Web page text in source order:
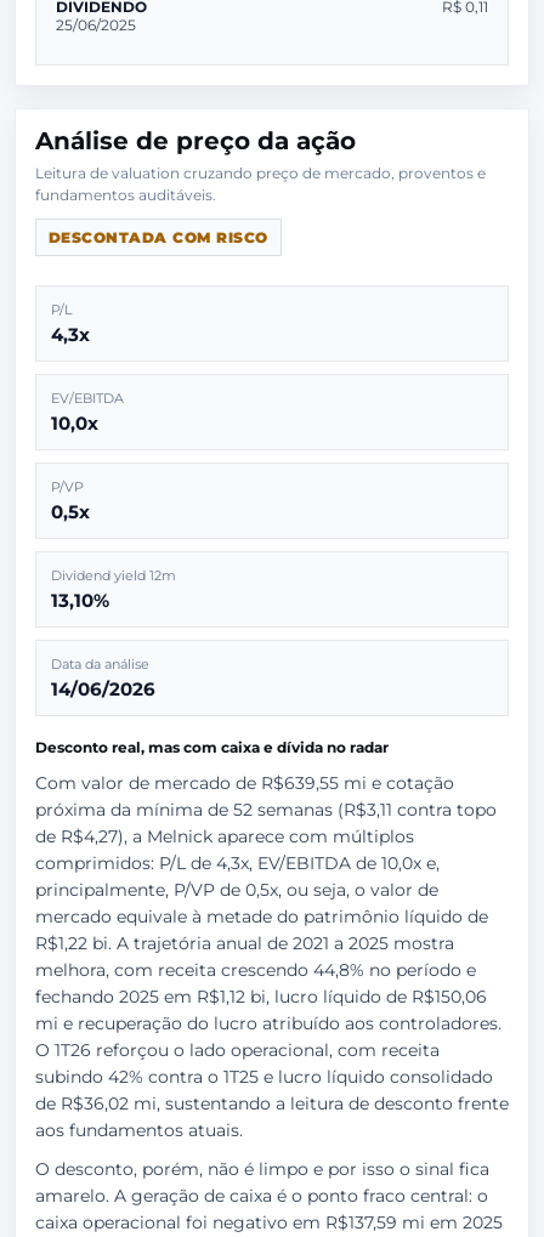
DIVIDENDO
25/06/2025
R$ 0,11
Análise de preço da ação
Leitura de valuation cruzando preço de mercado, proventos e
DESCONTADA COM RISCO
P/L
4,3x
EV/EBITDA
10,0x
P/VP
0,5x
Dividend yield 12m
13,10%
Data da análise
14/06/2026
Desconto real, mas com caixa e dívida no radar
Com valor de mercado de R$639,55 mi e cotação
próxima da mínima de 52 semanas (R$3,11 contra topo
de R$4,27), a Melnick aparece com múltiplos
comprimidos: P/L de 4,3x, EV/EBITDA de 10,0x e,
principalmente, P/VP de 0,5x, ou seja, o valor de
mercado equivale à metade do patrimônio líquido de
R$1,22 bi. A trajetória anual de 2021 a 2025 mostra
melhora, com receita crescendo 44,8% no período e
fechando 2025 em R$1,12 bi, lucro líquido de R$150,06
mi e recuperação do lucro atribuído aos controladores.
O 1T26 reforçou o lado operacional, com receita
subindo 42% contra o 1T25 e lucro líquido consolidado
de R$36,02 mi, sustentando a leitura de desconto frente
aos fundamentos atuais.
O desconto, porém, não é limpo e por isso o sinal fica
amarelo. A geração de caixa é o ponto fraco central: o
caixa operacional foi negativo em R$137,59 mi em 2025